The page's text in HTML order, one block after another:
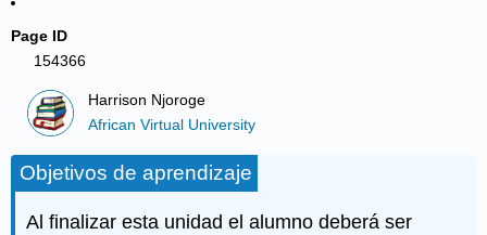
Page ID
154366
Harrison Njoroge
African Virtual University
Objetivos de aprendizaje
Al finalizar esta unidad el alumno deberá ser